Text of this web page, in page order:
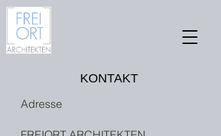
KONTAKT
Adresse